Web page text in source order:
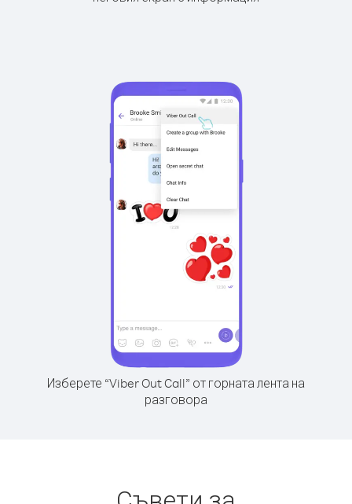
Изберете “Viber Out Call” от горната лента на
разговора